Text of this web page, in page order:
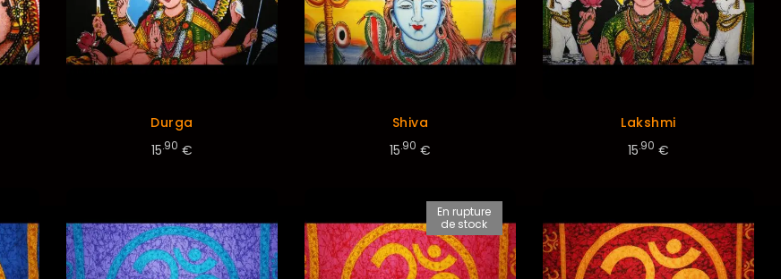
Durga
15.90 €
Shiva
15.90 €
Lakshmi
15.90 €
En rupture
de stock